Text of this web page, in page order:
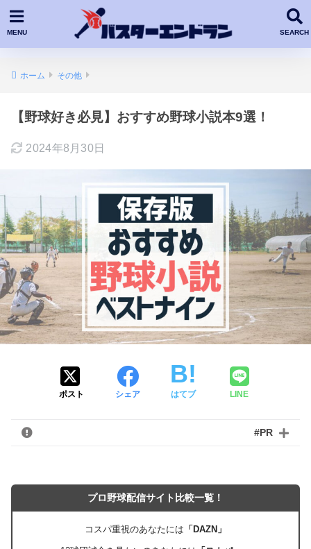
ホーム その他
【野球好き必見】おすすめ野球小説本9選！
2024年8月30日
ポスト シェア はてブ LINE
#PR
プロ野球配信サイト比較一覧！
コスパ重視のあなたには 「DAZN」